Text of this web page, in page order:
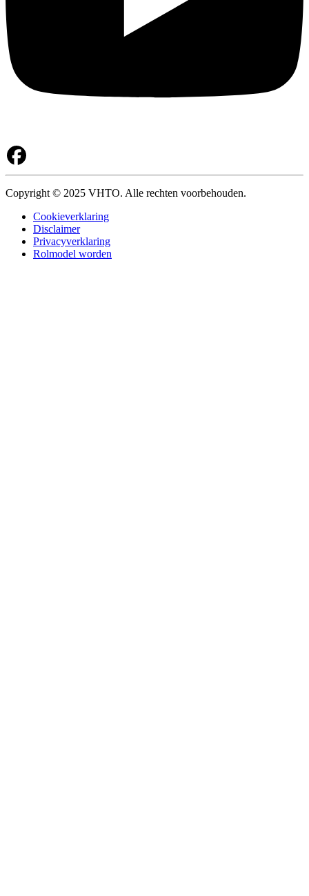
Copyright © 2025 VHTO. Alle rechten voorbehouden.
Cookieverklaring
Disclaimer
Privacyverklaring
Rolmodel worden